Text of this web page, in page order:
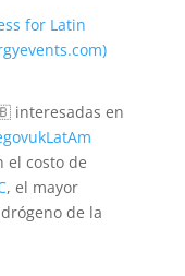
for Latin
interesadas en
el costo de
, el mayor
de la